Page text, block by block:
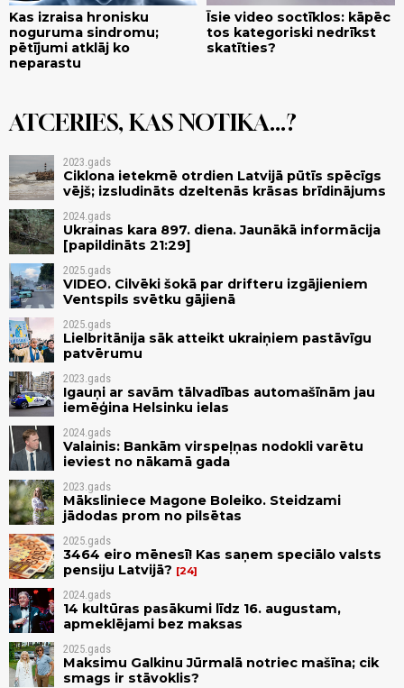
Kas izraisa hronisku
noguruma sindromu;
pētījumi atklāj ko
neparastu
Īsie video soctīklos: kāpēc
tos kategoriski nedrīkst
skatīties?
ATCERIES, KAS NOTIKA...?
2023.gads
Ciklona ietekmē otrdien Latvijā pūtīs spēcīgs
vējš; izsludināts dzeltenās krāsas brīdinājums
2024.gads
Ukrainas kara 897. diena. Jaunākā informācija
[papildināts 21:29]
2025.gads
VIDEO. Cilvēki šokā par drifteru izgājieniem
Ventspils svētku gājienā
2025.gads
Lielbritānija sāk atteikt ukraiņiem pastāvīgu
patvērumu
2023.gads
Igauņi ar savām tālvadības automašīnām jau
iemēģina Helsinku ielas
2024.gads
Valainis: Bankām virspeļņas nodokli varētu
ieviest no nākamā gada
2023.gads
Māksliniece Magone Boleiko. Steidzami
jādodas prom no pilsētas
2025.gads
3464 eiro mēnesī! Kas saņem speciālo valsts
pensiju Latvijā?
24
2024.gads
14 kultūras pasākumi līdz 16. augustam,
apmeklējami bez maksas
2025.gads
Maksimu Galkinu Jūrmalā notriec mašīna; cik
smags ir stāvoklis?